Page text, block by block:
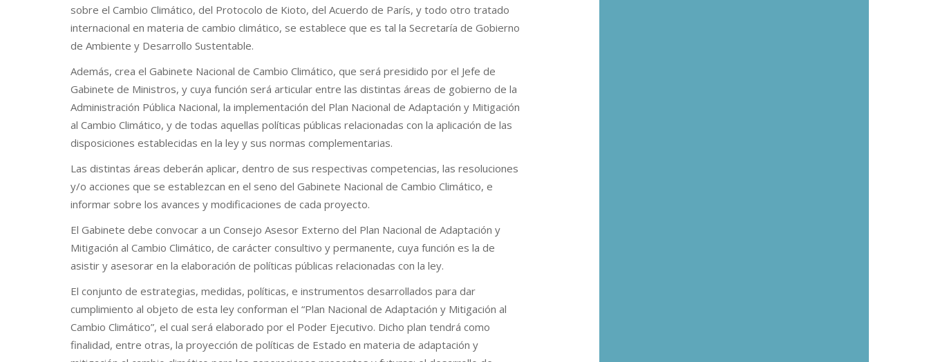
sobre el Cambio Climático, del Protocolo de Kioto, del Acuerdo de París, y todo otro tratado
internacional en materia de cambio climático, se establece que es tal la Secretaría de Gobierno
de Ambiente y Desarrollo Sustentable.
Además, crea el Gabinete Nacional de Cambio Climático, que será presidido por el Jefe de
Gabinete de Ministros, y cuya función será articular entre las distintas áreas de gobierno de la
Administración Pública Nacional, la implementación del Plan Nacional de Adaptación y Mitigación
al Cambio Climático, y de todas aquellas políticas públicas relacionadas con la aplicación de las
disposiciones establecidas en la ley y sus normas complementarias.
Las distintas áreas deberán aplicar, dentro de sus respectivas competencias, las resoluciones
y/o acciones que se establezcan en el seno del Gabinete Nacional de Cambio Climático, e
informar sobre los avances y modificaciones de cada proyecto.
El Gabinete debe convocar a un Consejo Asesor Externo del Plan Nacional de Adaptación y
Mitigación al Cambio Climático, de carácter consultivo y permanente, cuya función es la de
asistir y asesorar en la elaboración de políticas públicas relacionadas con la ley.
El conjunto de estrategias, medidas, políticas, e instrumentos desarrollados para dar
cumplimiento al objeto de esta ley conforman el “Plan Nacional de Adaptación y Mitigación al
Cambio Climático”, el cual será elaborado por el Poder Ejecutivo. Dicho plan tendrá como
finalidad, entre otras, la proyección de políticas de Estado en materia de adaptación y